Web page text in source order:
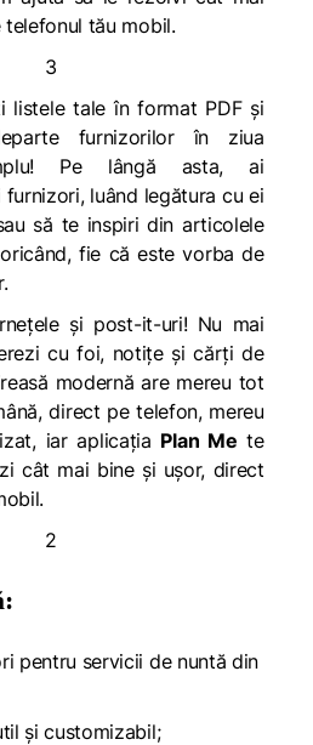
tău mobil.
listele tale în format PDF și
furnizorilor în ziua
Pe lângă asta, ai
luând legătura cu ei
să te inspiri din articolele
fie că este vorba de
și post-it-uri! Nu mai
cu foi, notițe și cărți de
modernă are mereu tot
direct pe telefon, mereu
iar aplicația Plan Me te
cât mai bine și ușor, direct
pentru servicii de nuntă din
și customizabil;